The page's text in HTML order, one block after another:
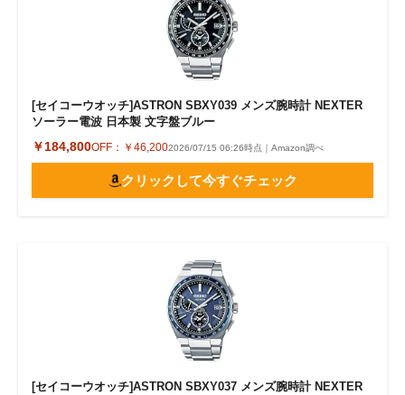
[セイコーウオッチ]ASTRON SBXY039 メンズ腕時計 NEXTER
ソーラー電波 日本製 文字盤ブルー
￥184,800OFF： ￥46,2002026/07/15 06:26時点｜Amazon調べ
クリックして今すぐチェック
[セイコーウオッチ]ASTRON SBXY037 メンズ腕時計 NEXTER